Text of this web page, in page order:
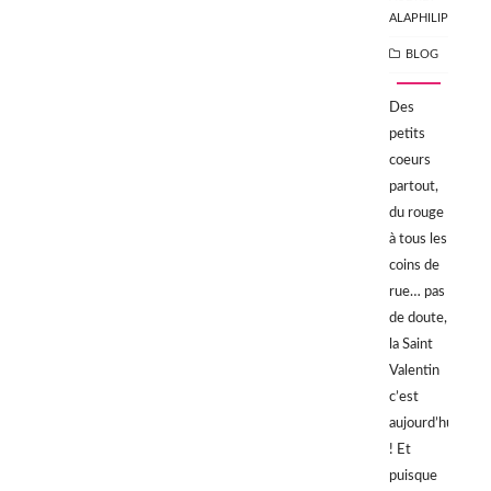
ALAPHILIPPE
CATEGORIES
BLOG
Des
petits
coeurs
partout,
du rouge
à tous les
coins de
rue… pas
de doute,
la Saint
Valentin
c’est
aujourd’hui
! Et
puisque